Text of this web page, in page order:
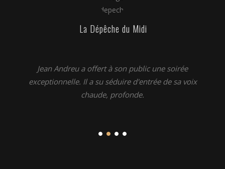
La Dépêche du Midi
Jean Andreu a offert à son public une soirée
exceptionnelle. Il a su séduire d'entrée de sa voix
chaude, profonde.